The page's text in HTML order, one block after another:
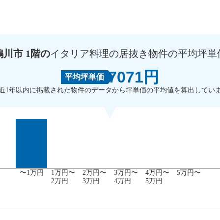
川市 1階のイタリア料理の居抜き物件の平均坪単
平均坪単価 7071円
1年以内に掲載された物件のデータから坪単価の平均値を算出していま
〜1万円
1万円〜
2万円
2万円〜
3万円
3万円〜
4万円
4万円〜
5万円
5万円〜